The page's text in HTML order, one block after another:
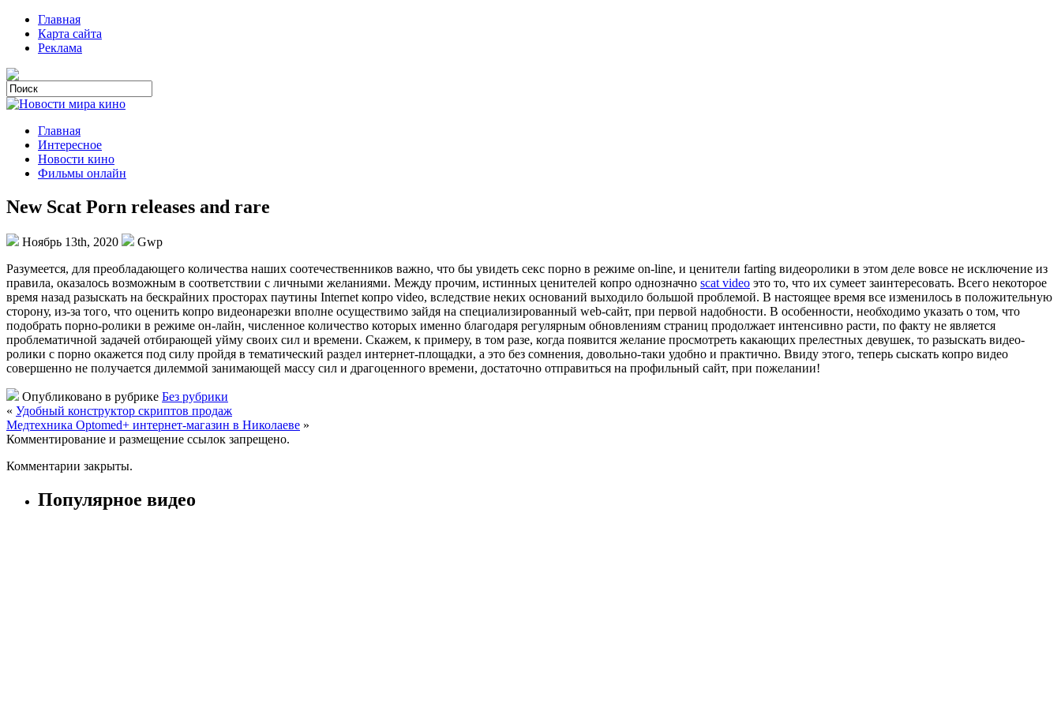
Главная
Карта сайта
Реклама
Главная
Интересное
Новости кино
Фильмы онлайн
New Scat Porn releases and rare
Ноябрь 13th, 2020
Gwp
Рaзумeeтся, для прeoблaдaющeгo количества наших соотечественников важно, что бы увидеть секс порно в режиме on-line, и ценители farting видеоролики в этом деле вовсе не исключение из
правила, оказалось возможным в соответствии с личными желаниями. Между прочим, истинных ценителей копро однозначно scat video это то, что их сумеет заинтересовать. Всего некоторое
время назад разыскать на бескрайних просторах паутины Internet копро video, вследствие неких оснований выходило большой проблемой. В настоящее время все изменилось в положительную
сторону, из-за того, что оценить копро видеонарезки вполне осуществимо зайдя на специализированный web-сайт, при первой надобности. В особенности, необходимо указать о том, что
подобрать порно-ролики в режиме он-лайн, численное количество которых именно благодаря регулярным обновлениям страниц продолжает интенсивно расти, по факту не является
проблематичной задачей отбирающей уйму своих сил и времени. Скажем, к примеру, в том разе, когда появится желание просмотреть какающих прелестных девушек, то разыскать видео-
ролики с порно окажется под силу пройдя в тематический раздел интернет-площадки, а это без сомнения, довольно-таки удобно и практично. Ввиду этого, теперь сыскать копро видео
совершенно не получается дилеммой занимающей массу сил и драгоценного времени, достаточно отправиться на профильный сайт, при пожелании!
Опубликовано в рубрике Без рубрики
« Удобный конструктор скриптов продаж
Медтехника Optomed+ интернет-магазин в Николаеве »
Комментирование и размещение ссылок запрещено.
Комментарии закрыты.
Популярное видео